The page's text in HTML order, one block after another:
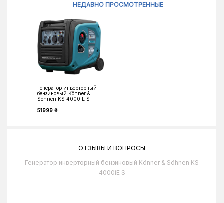
НЕДАВНО ПРОСМОТРЕННЫЕ
Генератор инверторный
бензиновый Könner &
Söhnen KS 4000iE S
51999 ₴
ОТЗЫВЫ И ВОПРОСЫ
Генератор инверторный бензиновый Könner & Söhnen KS
4000iE S